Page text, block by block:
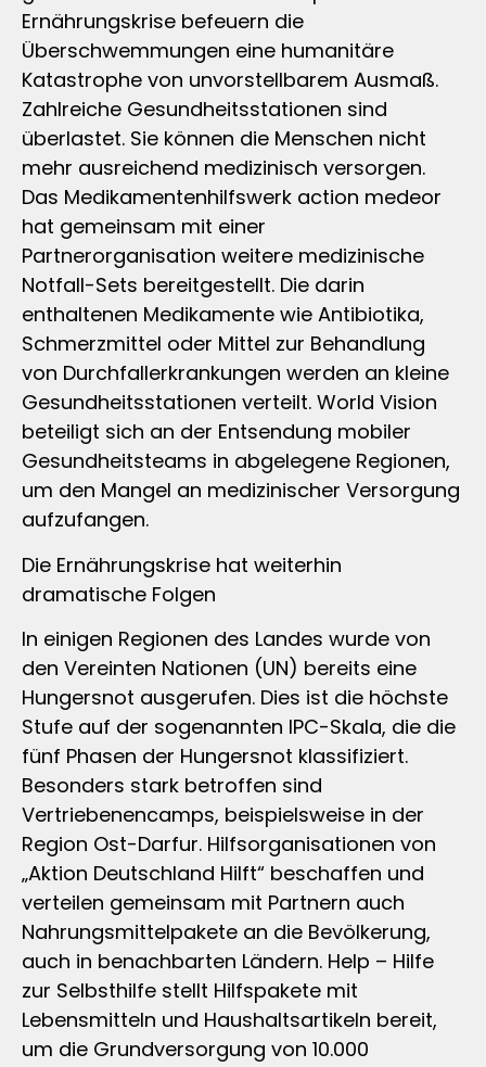
Ernährungskrise befeuern die
Überschwemmungen eine humanitäre
Katastrophe von unvorstellbarem Ausmaß.
Zahlreiche Gesundheitsstationen sind
überlastet. Sie können die Menschen nicht
mehr ausreichend medizinisch versorgen.
Das Medikamentenhilfswerk action medeor
hat gemeinsam mit einer
Partnerorganisation weitere medizinische
Notfall-Sets bereitgestellt. Die darin
enthaltenen Medikamente wie Antibiotika,
Schmerzmittel oder Mittel zur Behandlung
von Durchfallerkrankungen werden an kleine
Gesundheitsstationen verteilt. World Vision
beteiligt sich an der Entsendung mobiler
Gesundheitsteams in abgelegene Regionen,
um den Mangel an medizinischer Versorgung
aufzufangen.
Die Ernährungskrise hat weiterhin
dramatische Folgen
In einigen Regionen des Landes wurde von
den Vereinten Nationen (UN) bereits eine
Hungersnot ausgerufen. Dies ist die höchste
Stufe auf der sogenannten IPC-Skala, die die
fünf Phasen der Hungersnot klassifiziert.
Besonders stark betroffen sind
Vertriebenencamps, beispielsweise in der
Region Ost-Darfur. Hilfsorganisationen von
„Aktion Deutschland Hilft“ beschaffen und
verteilen gemeinsam mit Partnern auch
Nahrungsmittelpakete an die Bevölkerung,
auch in benachbarten Ländern. Help – Hilfe
zur Selbsthilfe stellt Hilfspakete mit
Lebensmitteln und Haushaltsartikeln bereit,
um die Grundversorgung von 10.000